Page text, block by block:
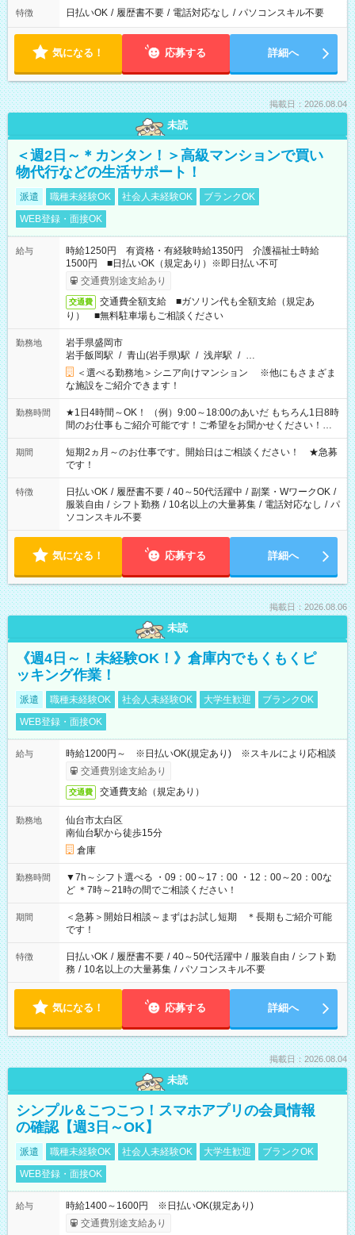
特徴 日払いOK / 履歴書不要 / 電話対応なし / パソコンスキル不要
気になる！ 応募する 詳細へ
掲載日：2026.08.04
未読
＜週2日～＊カンタン！＞高級マンションで買い
物代行などの生活サポート！
派遣 職種未経験OK 社会人未経験OK
ブランクOK
WEB登録・面接OK
給与
時給1250円 有資格・有経験時給1350円 介護福祉士時給
1500円 ■日払いOK（規定あり）※即日払い不可
交通費別途支給あり
交通費
交通費全額支給 ■ガソリン代も全額支給（規定あ
り） ■無料駐車場もご相談ください
勤務地
岩手県盛岡市
岩手飯岡駅 / 青山(岩手県)駅 / 浅岸駅 / …
＜選べる勤務地＞シニア向けマンション ※他にもさまざま
な施設をご紹介できます！
勤務時間
★1日4時間～OK！ （例）9:00～18:00のあいだ もちろん1日8時
間のお仕事もご紹介可能です！ご希望をお聞かせください！★
家庭の都合でお休みが必要な場合も遠慮なくご相談ください。
※週最低15時間以上の勤務が必要です
期間
短期2ヵ月～のお仕事です。開始日はご相談ください！ ★急募
です！
特徴 日払いOK / 履歴書不要 / 40～50代活躍中 / 副業・WワークOK /
服装自由 / シフト勤務 / 10名以上の大量募集 / 電話対応なし / パ
ソコンスキル不要
気になる！ 応募する 詳細へ
掲載日：2026.08.06
未読
《週4日～！未経験OK！》倉庫内でもくもくピ
ッキング作業！
派遣 職種未経験OK 社会人未経験OK 大学生歓迎
ブランクOK
WEB登録・面接OK
給与
時給1200円～ ※日払いOK(規定あり) ※スキルにより応相談
交通費別途支給あり
交通費 交通費支給（規定あり）
勤務地
仙台市太白区
南仙台駅から徒歩15分
倉庫
勤務時間
▼7h～シフト選べる ・09：00～17：00 ・12：00～20：00な
ど ＊7時～21時の間でご相談ください！
期間
＜急募＞開始日相談～まずはお試し短期 ＊長期もご紹介可能
です！
特徴 日払いOK / 履歴書不要 / 40～50代活躍中 / 服装自由 / シフト勤
務 / 10名以上の大量募集 / パソコンスキル不要
気になる！ 応募する 詳細へ
掲載日：2026.08.04
未読
シンプル＆こつこつ！スマホアプリの会員情報
の確認【週3日～OK】
派遣 職種未経験OK 社会人未経験OK 大学生歓迎
ブランクOK
WEB登録・面接OK
給与
時給1400～1600円 ※日払いOK(規定あり)
交通費別途支給あり